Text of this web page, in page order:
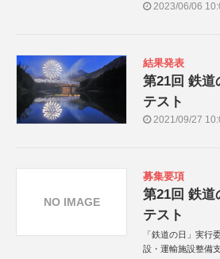
2023/06/06
結果発表
第21回 鉄道
テスト
2021/09/27
募集要項
第21回 鉄道
テスト
「鉄道の日」実行
設・運輸施設整備
NO IMAGE